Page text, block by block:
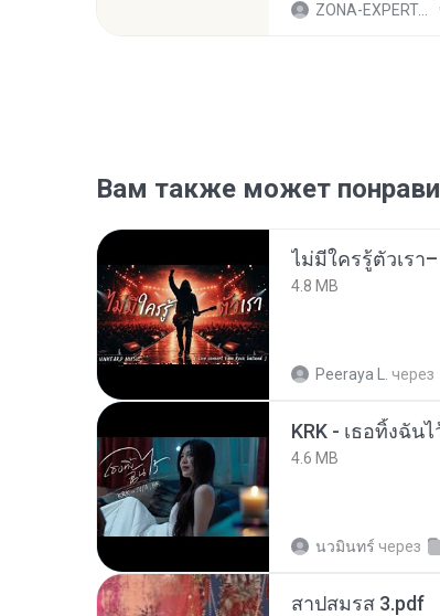
ZONA-EXPERTA2017 C.
Вам также может
4.8 MB
Peeraya L. через
KRK - เธอทิ้งฉัน
4.6 MB
นวมินทร์ через
สาปสมรส 3.pdf